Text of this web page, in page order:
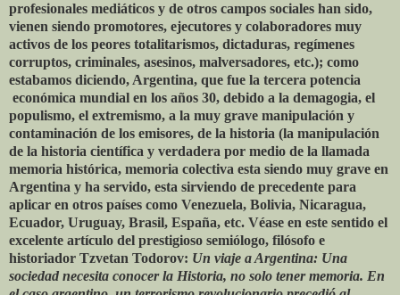
profesionales mediáticos y de otros campos sociales han sido,
vienen siendo promotores, ejecutores y colaboradores muy
activos de los peores totalitarismos, dictaduras, regímenes
corruptos, criminales, asesinos, malversadores, etc.); como
estabamos diciendo, Argentina, que fue la tercera potencia
económica mundial en los años 30, debido a la demagogia, el
populismo, el extremismo, a la muy grave manipulación y
contaminación de los emisores, de la historia (la manipulación
de la historia científica y verdadera por medio de la llamada
memoria histórica, memoria colectiva esta siendo muy grave en
Argentina y ha servido, esta sirviendo de precedente para
aplicar en otros países como Venezuela, Bolivia, Nicaragua,
Ecuador, Uruguay, Brasil, España, etc. Véase en este sentido el
excelente artículo del prestigioso semiólogo, filósofo e
historiador Tzvetan Todorov: Un viaje a Argentina: Una
sociedad necesita conocer la Historia, no solo tener memoria. En